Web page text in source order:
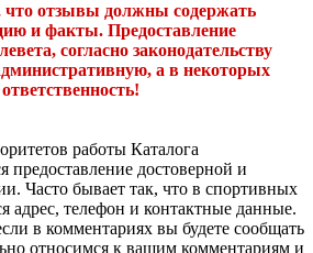
отзывы должны содержать
и факты. Предоставление
согласно законодательству
а в некоторых
работы Каталога
предоставление достоверной и
Часто бывает так, что в спортивных
адрес, телефон и контактные данные.
в комментариях вы будете сообщать
относимся к вашим комментариям и